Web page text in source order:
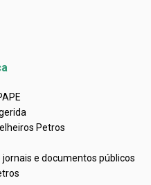
Petros
e documentos públicos